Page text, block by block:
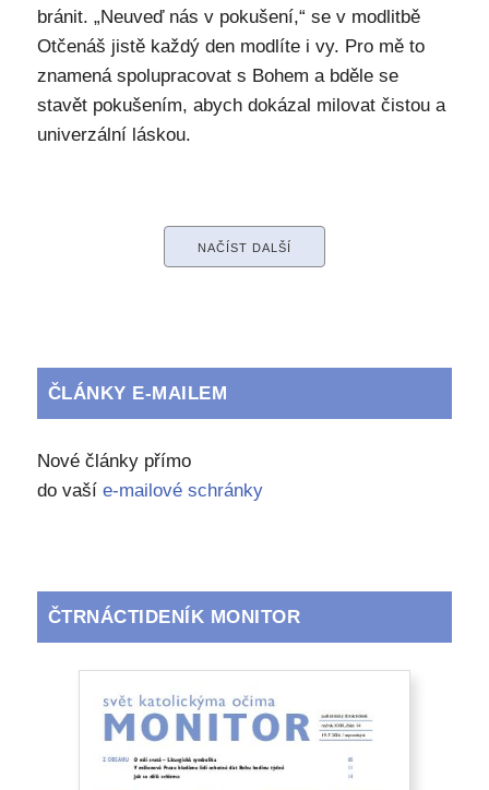
bránit. „Neuveď nás v pokušení,“ se v modlitbě
Otčenáš jistě každý den modlíte i vy. Pro mě to
znamená spolupracovat s Bohem a bděle se
stavět pokušením, abych dokázal milovat čistou a
univerzální láskou.
NAČÍST DALŠÍ
ČLÁNKY E-MAILEM
Nové články přímo
do vaší e-mailové schránky
ČTRNÁCTIDENÍK MONITOR